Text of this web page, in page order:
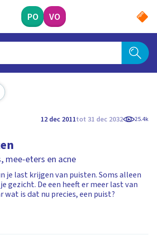
PO VO
12 dec 2011tot 31 dec 2032 25.4k
mee-eters en acne
je last krijgen van puisten. Soms alleen
gezicht. De een heeft er meer last van
wat is dat nu precies, een puist?